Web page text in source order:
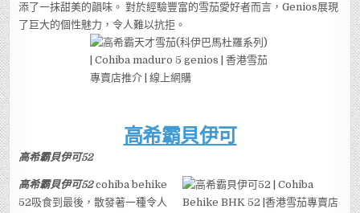
添了一抹甜美的韻味。 對於經驗豐富的雪茄愛好者而言，Genios展現
了巨大的個性魅力，令人難以抗拒。
高希霸貝伊可
高希霸貝伊可52
高希霸貝伊可52cohiba behike
52吸食到最後，散發著一種令人